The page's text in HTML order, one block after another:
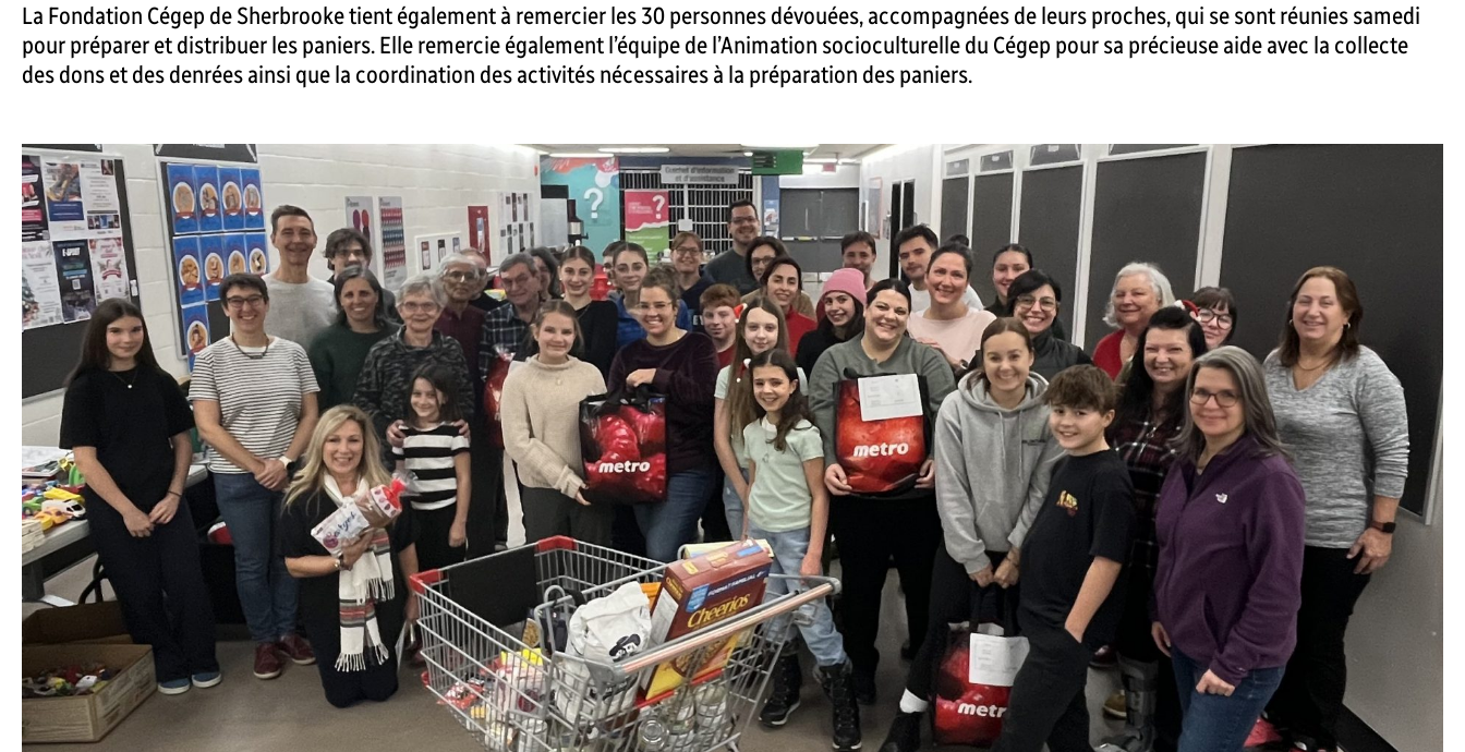
La Fondation Cégep de Sherbrooke tient également à remercier les 30 personnes dévouées, accompagnées de leurs proches, qui se sont réunies samedi
pour préparer et distribuer les paniers. Elle remercie également l’équipe de l’Animation socioculturelle du Cégep pour sa précieuse aide avec la collecte
des dons et des denrées ainsi que la coordination des activités nécessaires à la préparation des paniers.